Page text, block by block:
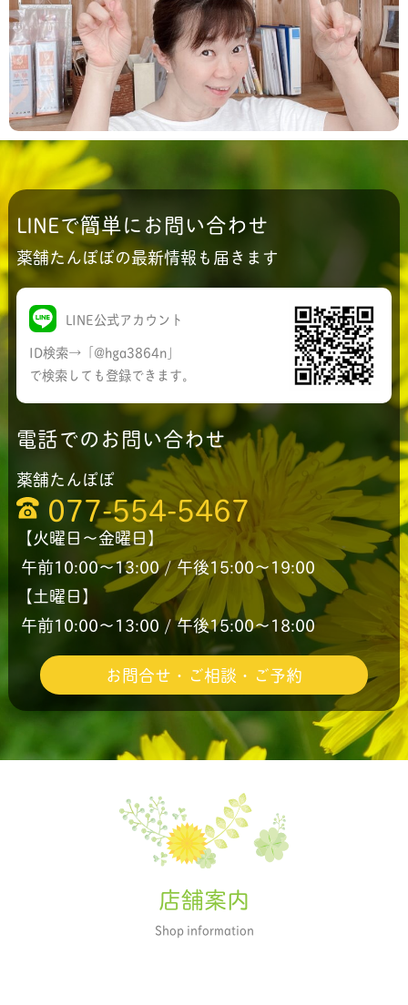
気持ちよりも行動！！ 『心配』が先に立って 行動を
止めてませんか？ 何かの結果を出そうとす...
LINEで簡単にお問い合わせ
薬舗たんぽぽの最新情報も届きます
LINE公式アカウント
ID検索→「@hga3864n」
で検索しても登録できます。
電話でのお問い合わせ
薬舗たんぽぽ
077-554-5467
【火曜日〜金曜日】
午前10:00〜13:00 / 午後15:00〜19:00
【土曜日】
午前10:00〜13:00 / 午後15:00〜18:00
お問合せ・ご相談・ご予約
店舗案内
Shop information